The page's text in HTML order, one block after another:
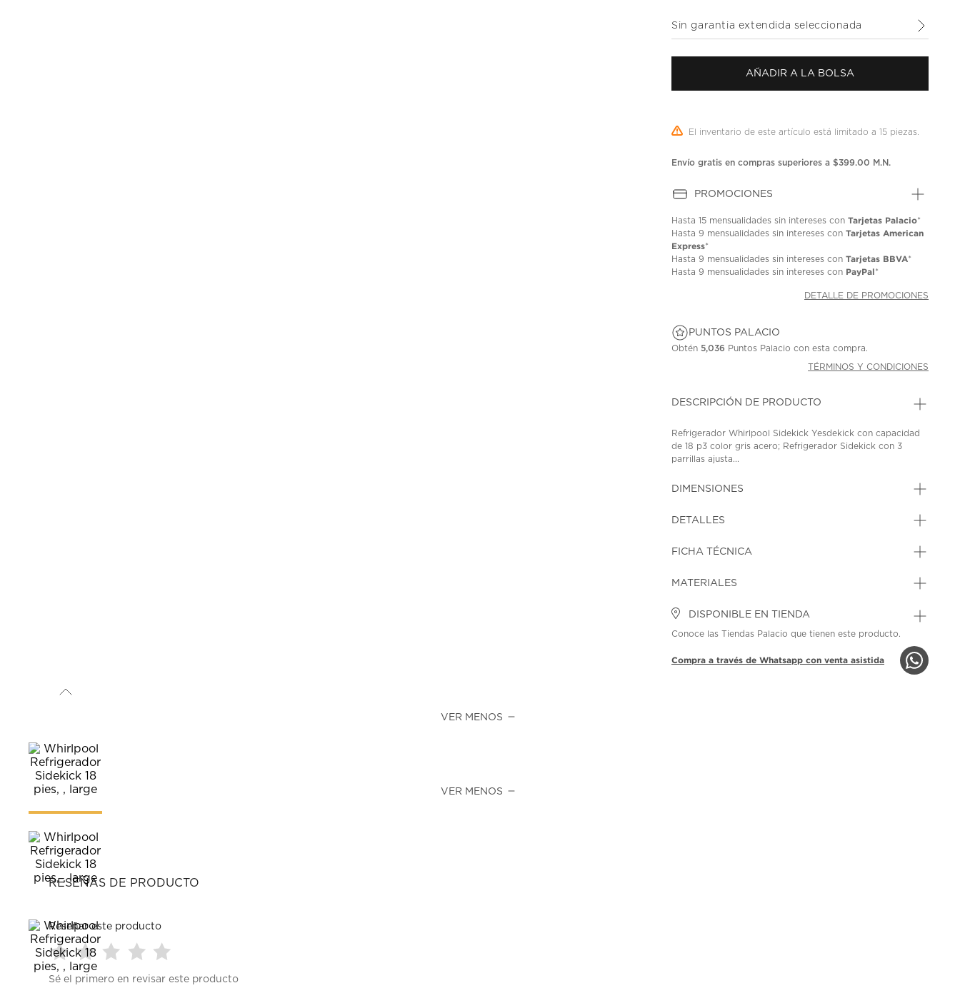
Enlace
misma
página.
Sin garantia extendida seleccionada
AÑADIR A LA BOLSA
El inventario de este artículo está limitado a 15 piezas.
Envío gratis en compras superiores a $399.00 M.N.
PROMOCIONES
Hasta15 mensualidades sin intereses conTarjetas Palacio*
Hasta9 mensualidades sin intereses conTarjetas American
Express*
Hasta9 mensualidades sin intereses conTarjetas BBVA*
Hasta9 mensualidades sin intereses con PayPal*
DETALLE DE PROMOCIONES
PUNTOS PALACIO
Obtén5,036 Puntos Palacio con esta compra.
TÉRMINOS Y CONDICIONES
DESCRIPCIÓN DE PRODUCTO
Refrigerador Whirlpool Sidekick Yesdekick con capacidad
de 18 p3 color gris acero; Refrigerador Sidekick con 3
parrillas ajusta...
DIMENSIONES
DETALLES
FICHA TÉCNICA
MATERIALES
DISPONIBLE EN TIENDA
Conoce las Tiendas Palacio que tienen este producto.
Compra a través de Whatsapp con venta asistida
VER MENOS
VER MENOS
RESEÑAS DE PRODUCTO
Reseñar este producto
Seleccionar
para
Seleccionar
paraparaparapara
Sé el primero en revisar este producto